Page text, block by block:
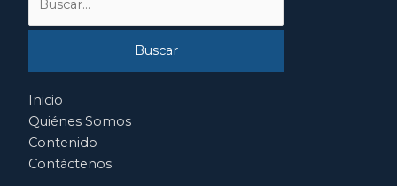
por:
Inicio
Quiénes Somos
Contenido
Contáctenos